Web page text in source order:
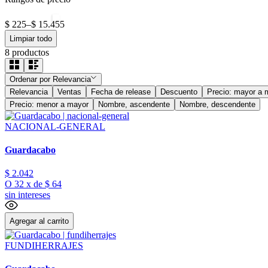
$ 225–$ 15.455
Limpiar todo
8 productos
Ordenar por Relevancia
Relevancia
Ventas Fecha de release Descuento
Precio: mayor a
Precio: menor a mayor
Nombre, ascendente Nombre, descendente
NACIONAL-GENERAL
Guardacabo
$ 2.042
O 32 x de $ 64
sin intereses
Agregar al carrito
FUNDIHERRAJES